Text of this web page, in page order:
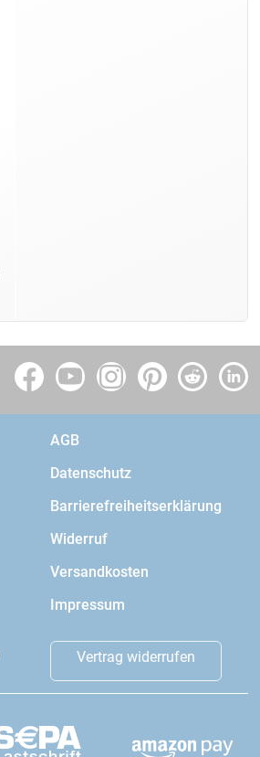
AGB
Datenschutz
Barrierefreiheitserklärung
Widerruf
Versandkosten
Impressum
Vertrag widerrufen